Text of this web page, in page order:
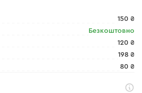
150 ₴
Безкоштовно
120 ₴
198 ₴
80 ₴